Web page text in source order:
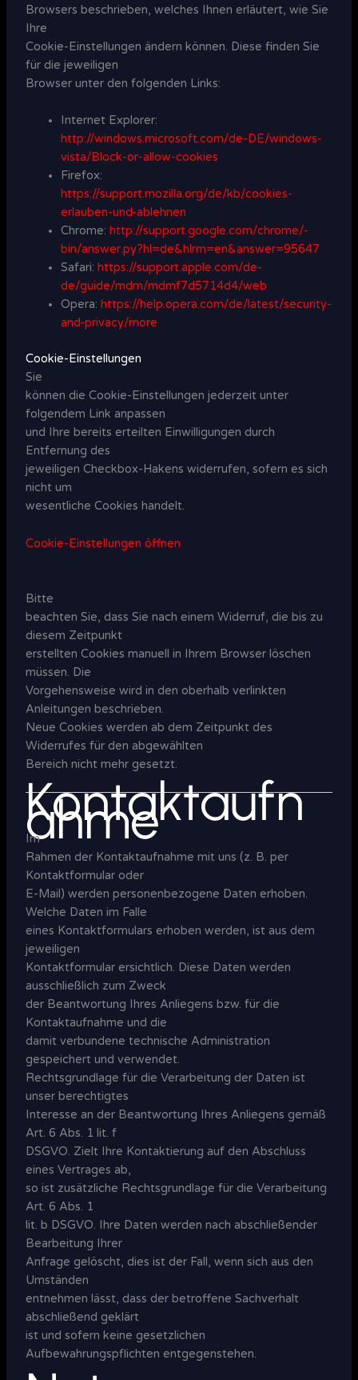
Browsers beschrieben, welches Ihnen erläutert, wie Sie
Ihre
Cookie-Einstellungen ändern können. Diese finden Sie
für die jeweiligen
Browser unter den folgenden Links:
Internet Explorer:
http://windows.microsoft.com­/de-DE/windows-
vista/­Block-or-allow-cookies
Firefox:
https://support.mozilla.org­/de/kb/cookies-
erlauben-und-ablehnen
Chrome:http://support.google.com/chrome/­
bin/answer.py?hl=de&hlrm=en&answer=95647
Safari:https://support.apple.com/de-
de/guide/mdm/mdmf7d5714d4/web
Opera:https://help.opera.com/de/latest/­security-
and-privacy/more
Cookie-Einstellungen
Sie
können die Cookie-Einstellungen jederzeit unter
folgendem Link anpassen
und Ihre bereits erteilten Einwilligungen durch
Entfernung des
jeweiligen Checkbox-Hakens widerrufen, sofern es sich
nicht um
wesentliche Cookies handelt.
Cookie-Einstellungen öffnen
Bitte
beachten Sie, dass Sie nach einem Widerruf, die bis zu
diesem Zeitpunkt
erstellten Cookies manuell in Ihrem Browser löschen
müssen. Die
Vorgehensweise wird in den oberhalb verlinkten
Anleitungen beschrieben.
Neue Cookies werden ab dem Zeitpunkt des
Widerrufes für den abgewählten
Bereich nicht mehr gesetzt.
Kontaktaufn
ahme
Im
Rahmen der Kontaktaufnahme mit uns (z. B. per
Kontaktformular oder
E-Mail) werden personenbezogene Daten erhoben.
Welche Daten im Falle
eines Kontaktformulars erhoben werden, ist aus dem
jeweiligen
Kontaktformular ersichtlich. Diese Daten werden
ausschließlich zum Zweck
der Beantwortung Ihres Anliegens bzw. für die
Kontaktaufnahme und die
damit verbundene technische Administration
gespeichert und verwendet.
Rechtsgrundlage für die Verarbeitung der Daten ist
unser berechtigtes
Interesse an der Beantwortung Ihres Anliegens gemäß
Art. 6 Abs. 1 lit. f
DSGVO. Zielt Ihre Kontaktierung auf den Abschluss
eines Vertrages ab,
so ist zusätzliche Rechtsgrundlage für die Verarbeitung
Art. 6 Abs. 1
lit. b DSGVO. Ihre Daten werden nach abschließender
Bearbeitung Ihrer
Anfrage gelöscht, dies ist der Fall, wenn sich aus den
Umständen
entnehmen lässt, dass der betroffene Sachverhalt
abschließend geklärt
ist und sofern keine gesetzlichen
Aufbewahrungspflichten entgegenstehen.